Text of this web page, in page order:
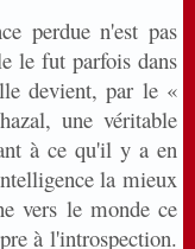
perdue n'est pas
le fut parfois dans
devient, par le «
une véritable
à ce qu'il y a en
la mieux
vers le monde ce
à l'introspection.